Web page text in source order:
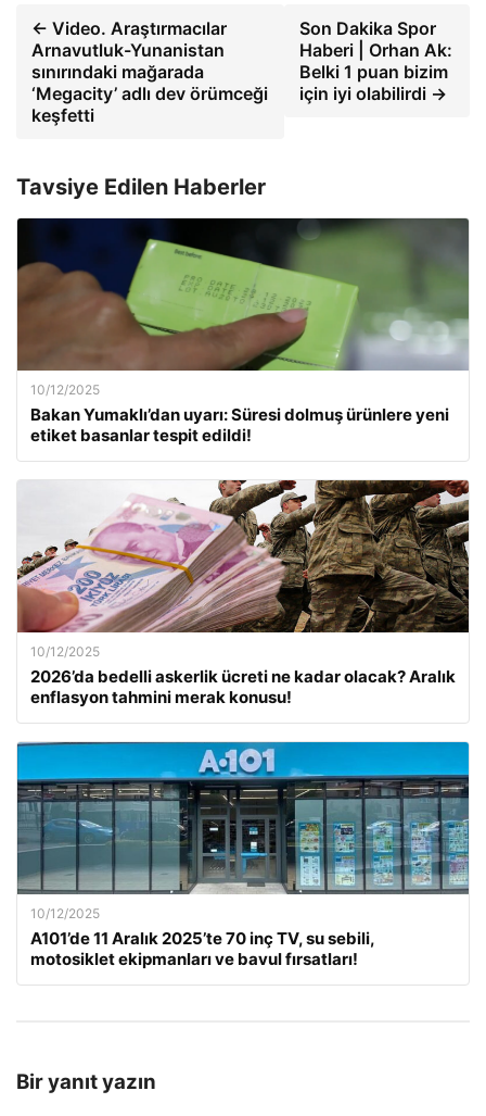
← Video. Araştırmacılar
Arnavutluk-Yunanistan
sınırındaki mağarada
‘Megacity’ adlı dev örümceği
keşfetti
Son Dakika Spor
Haberi | Orhan Ak:
Belki 1 puan bizim
için iyi olabilirdi →
Tavsiye Edilen Haberler
10/12/2025
Bakan Yumaklı’dan uyarı: Süresi dolmuş ürünlere yeni
etiket basanlar tespit edildi!
10/12/2025
2026’da bedelli askerlik ücreti ne kadar olacak? Aralık
enflasyon tahmini merak konusu!
10/12/2025
A101’de 11 Aralık 2025’te 70 inç TV, su sebili,
motosiklet ekipmanları ve bavul fırsatları!
Bir yanıt yazın